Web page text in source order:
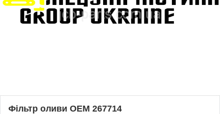
Фільтр оливи OEM 267714